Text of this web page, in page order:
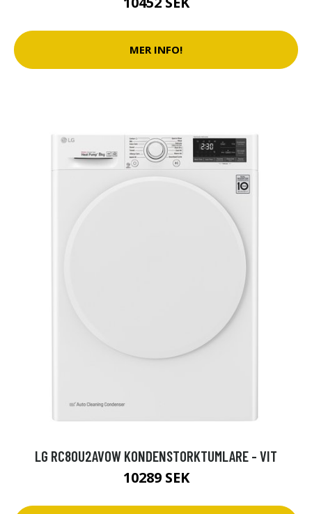
MER INFO!
LG RC80U2AV0W KONDENSTORKTUMLARE - VIT
10289 SEK